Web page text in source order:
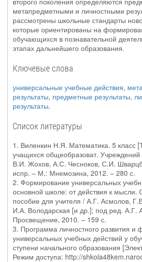
метапредметными и личностными
рассмотрены школьные стандарты
которые ориентированы на
обучающихся в познавательной
этапах дальнейшего образования.
Ключевые слова
универсальные учебные действия,
результаты, предметные результаты,
результаты.
Список литературы
1. Виленкин Н.Я. Математика. 5 класс
учащихся общеобразоват.
В.И. Жохов, А.С. Чесноков, С.И.
испр. – М.: Мнемозина, 2012. – 280 с.
2. Формирование универсальных
основной школе: от действия к мысли.
пособие для учителя / А.Г. Асмолов,
И.А. Володарская [и др.]; под ред. А.Г.
Просвещение, 2010. – 159 с.
3. Программа личностного развития и
универсальных учебных действий у
ступени начального образования
Режим доступа: http://